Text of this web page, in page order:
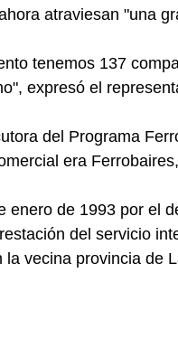
atraviesan "una
tenemos 137
expresó el
del Programa
era
enero de 1993 por el
del servicio
la vecina provincia de